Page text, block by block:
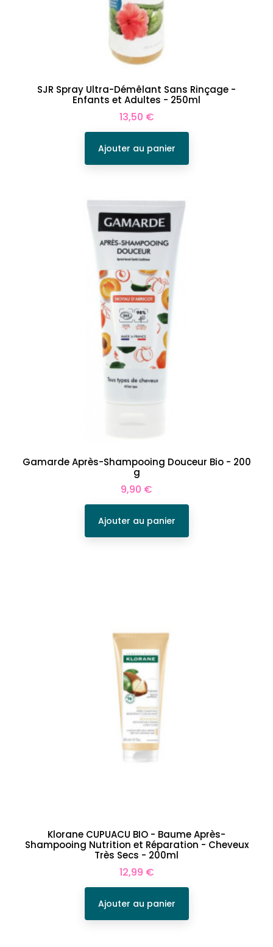
SJR Spray Ultra-Démêlant Sans Rinçage -
Enfants et Adultes - 250ml
Prix
13,50 €
Ajouter au panier
Gamarde Après-Shampooing Douceur Bio - 200
g
Prix
9,90 €
Ajouter au panier
Klorane CUPUACU BIO - Baume Après-
Shampooing Nutrition et Réparation - Cheveux
Très Secs - 200ml
Prix
12,99 €
Ajouter au panier